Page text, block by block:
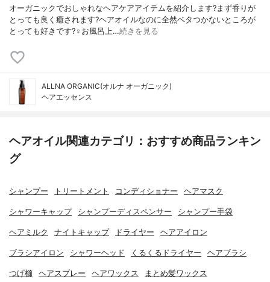
オーガニックでおしゃれなヘアケアアイテムを紹介します?まず香りが
とっても良く癒されます?ヘアオイルなのに全然ベタつかないところが
とっても好きです?‍♀️お風呂上…続きを見る
ALLNA ORGANIC(オルナ オーガニック)
ヘアエッセンス
ヘアオイル関連カテゴリ：おすすめ商品ランキン
グ
シャンプー トリートメント コンディショナー ヘアマスク
シャワーキャップ シャンプーディスペンサー シャンプー手袋
ヘアミルク ナイトキャップ ドライヤー ヘアアイロン
ブラシアイロン シャワーヘッド くるくるドライヤー ヘアブラシ
つげ櫛 ヘアスプレー ヘアワックス まとめ髪ワックス